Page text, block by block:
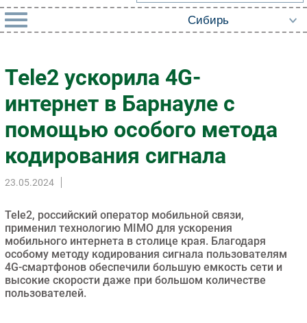
Импорто­замещение
Автоматизация Промышленности
Интернет
Мобильная связь
Фиксированная связь
Интеграция
Маркетинг
Торговые сети
Оборудование
ПО
Outsourcing
Tele2 ускорила 4G-
интернет в Барнауле с
помощью особого метода
кодирования сигнала
23.05.2024
Tele2, российский оператор мобильной связи,
применил технологию MIMO для ускорения
мобильного интернета в столице края. Благодаря
особому методу кодирования сигнала пользователям
4G-смартфонов обеспечили большую емкость сети и
высокие скорости даже при большом количестве
пользователей.